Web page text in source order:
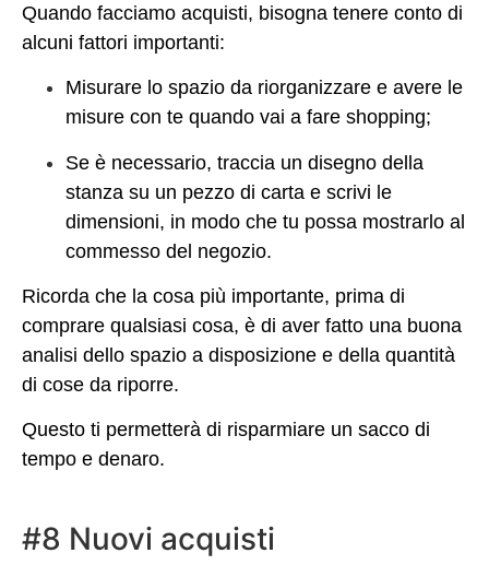
Quando facciamo acquisti, bisogna tenere conto di
alcuni fattori importanti:
Misurare lo spazio da riorganizzare e avere le
misure con te quando vai a fare shopping;
Se è necessario, traccia un disegno della
stanza su un pezzo di carta e scrivi le
dimensioni, in modo che tu possa mostrarlo al
commesso del negozio.
Ricorda che la cosa più importante, prima di
comprare qualsiasi cosa, è di aver fatto una buona
analisi dello spazio a disposizione e della quantità
di cose da riporre.
Questo ti permetterà di risparmiare un sacco di
tempo e denaro.
#8 Nuovi acquisti